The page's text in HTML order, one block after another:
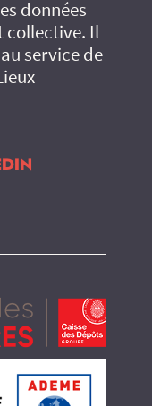
données
collective. Il
service de